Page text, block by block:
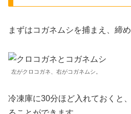
まずはコガネムシを捕まえ、締
左がクロコガネ、右がコガネムシ。
冷凍庫に30分ほど入れておくと